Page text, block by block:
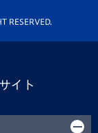
RESERVED.
イト